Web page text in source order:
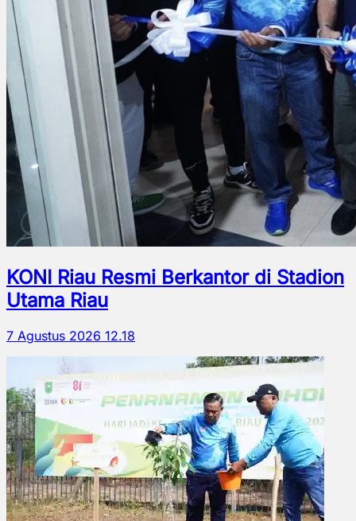
KONI Riau Resmi Berkantor di Stadion
Utama Riau
7 Agustus 2026 12.18